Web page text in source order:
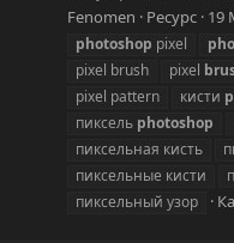
Fenomen
Ресурс 19
photoshop pixel
pixel brush
pixel
pixel pattern
кисти
пиксель photoshop
пиксельная кисть
пиксельные кисти
пиксельный узор